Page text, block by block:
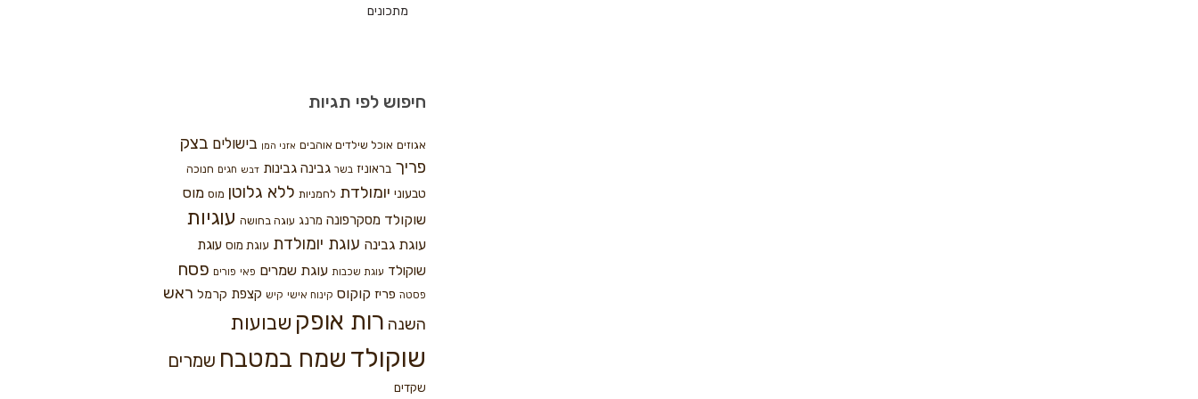
מתכונים
חיפוש לפי תגיות
אגוזים אוכל שילדים אוהבים אזני המן בישולים בצק
פריך בראוניז בשר גבינה גבינות דבש חגים חנוכה
טבעוני יומולדת לחמניות ללא גלוטן מוס מוס
שוקולד מסקרפונה מרנג עוגה בחושה עוגיות
עוגת גבינה עוגת יומולדת עוגת מוס עוגת
שוקולד עוגת שכבות עוגת שמרים פאי פורים פסח
פסטה פריז קוקוס קינוח אישי קיש קצפת קרמל ראש
השנה רות אופק שבועות
שוקולד שמח במטבח שמרים
שקדים